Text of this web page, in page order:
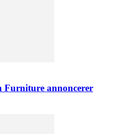
Furniture annoncerer